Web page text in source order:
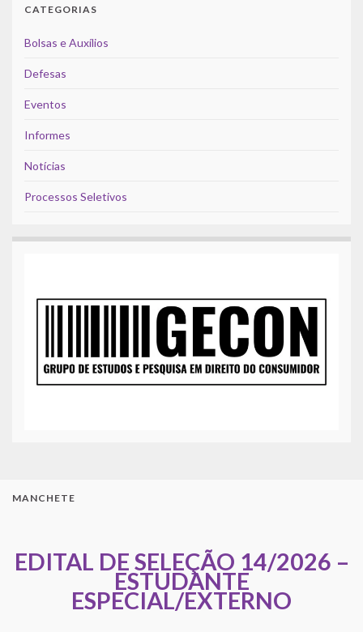
CATEGORIAS
Bolsas e Auxílios
Defesas
Eventos
Informes
Notícias
Processos Seletivos
MANCHETE
EDITAL DE SELEÇÃO 14/2026 –
ESTUDANTE
ESPECIAL/EXTERNO